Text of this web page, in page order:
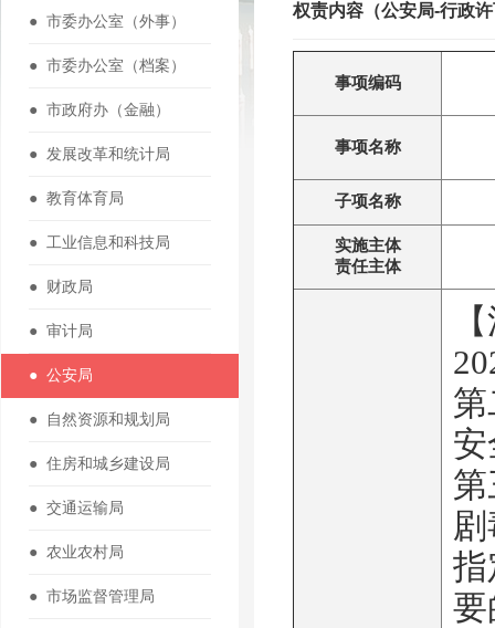
● 市委办公室（外事）
● 市委办公室（档案）
● 市政府办（金融）
● 发展改革和统计局
● 教育体育局
● 工业信息和科技局
● 财政局
● 审计局
● 公安局
● 自然资源和规划局
● 住房和城乡建设局
● 交通运输局
● 农业农村局
● 市场监督管理局
权责内容（公安局-行政
事项编码
事项名称
子项名称
实施主体
责任主体
指
要